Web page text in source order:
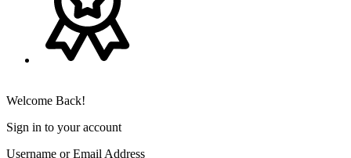
Welcome Back!
Sign in to your account
Username or Email Address